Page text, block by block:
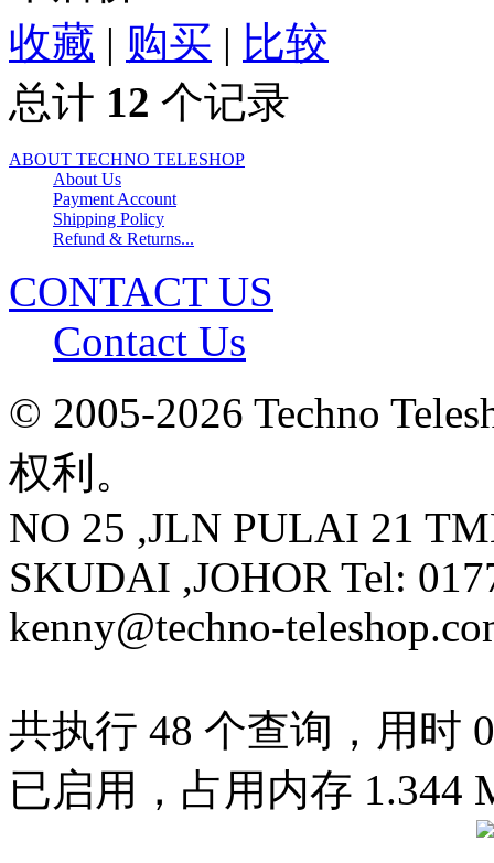
收藏 | 购买 | 比较
总计 12 个记录
ABOUT TECHNO TELESHOP
About Us
Payment Account
Shipping Policy
Refund & Returns...
CONTACT US
Contact Us
© 2005-2026 Techno
权利。
NO 25 ,JLN PULAI 21
SKUDAI ,JOHOR Tel:
kenny@techno-
共执行 48 个查询，用时
已启用，占用内存 1.344